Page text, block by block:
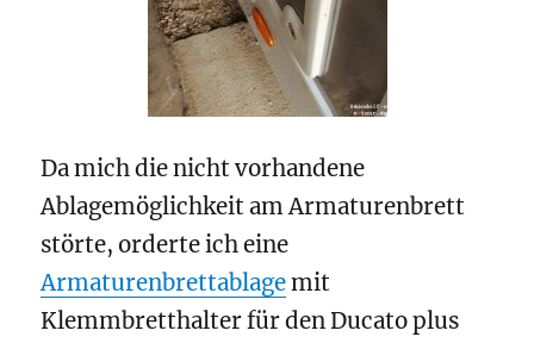
Da mich die nicht vorhandene
Ablagemöglichkeit am Armaturenbrett
störte, orderte ich eine
Armaturenbrettablagemit
Klemmbretthalter für den Ducato plus